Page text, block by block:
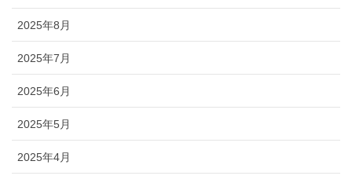
2025年8月
2025年7月
2025年6月
2025年5月
2025年4月